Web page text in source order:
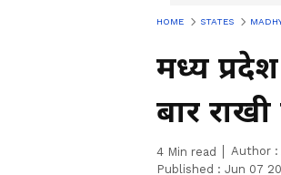
HOME STATES
मध्य
बार
4 Min read Author :
Published : Jun 07